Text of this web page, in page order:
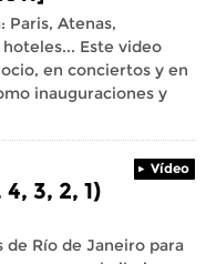
Paris, Atenas,
Este video
en conciertos y en
inauguraciones y
Vídeo
3, 2, 1)
de Río de Janeiro para